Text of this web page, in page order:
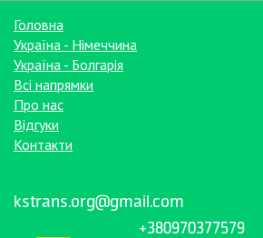
Головна
Україна - Німеччина
Україна - Болгарія
Всі напрямки
Про нас
Відгуки
Контакти
kstrans.org@gmail.com
+380970377579